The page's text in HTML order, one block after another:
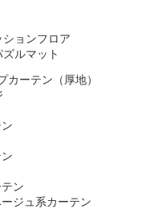
ョンフロア
ルマット
カーテン（厚地）
ン
ジュ系カーテン